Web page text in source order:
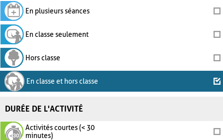
En plusieurs séances
En classe seulement
Hors classe
En classe et hors classe
DURÉE DE L'ACTIVITÉ
Activités courtes (< 30
minutes)